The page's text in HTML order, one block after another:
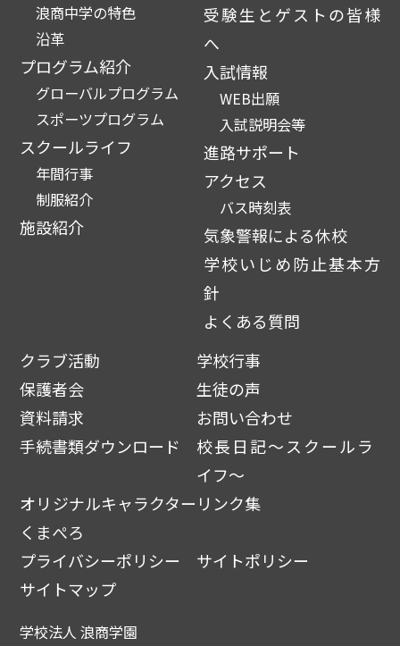
浪商中学の特色
沿革
プログラム紹介
グローバルプログラム
スポーツプログラム
スクールライフ
年間行事
制服紹介
施設紹介
受験生とゲストの皆様
へ
入試情報
WEB出願
入試説明会等
進路サポート
アクセス
バス時刻表
気象警報による休校
学校いじめ防止基本方
針
よくある質問
クラブ活動
学校行事
保護者会
生徒の声
資料請求
お問い合わせ
手続書類ダウンロード
校長日記～スクールラ
イフ～
オリジナルキャラクター
くまぺろ
リンク集
プライバシーポリシー
サイトポリシー
サイトマップ
学校法人 浪商学園